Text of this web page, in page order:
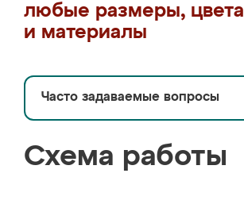
любые размеры, цвета
и материалы
Часто задаваемые вопросы
Схема работы